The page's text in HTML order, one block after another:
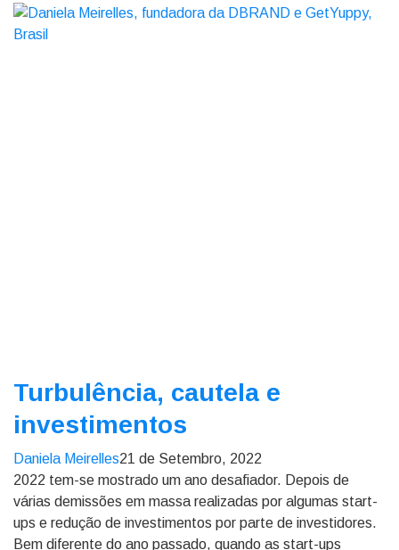
Turbulência, cautela e
investimentos
Daniela Meirelles21 de Setembro, 2022
2022 tem-se mostrado um ano desafiador. Depois de
várias demissões em massa realizadas por algumas start-
ups e redução de investimentos por parte de investidores.
Bem diferente do ano passado, quando as start-ups